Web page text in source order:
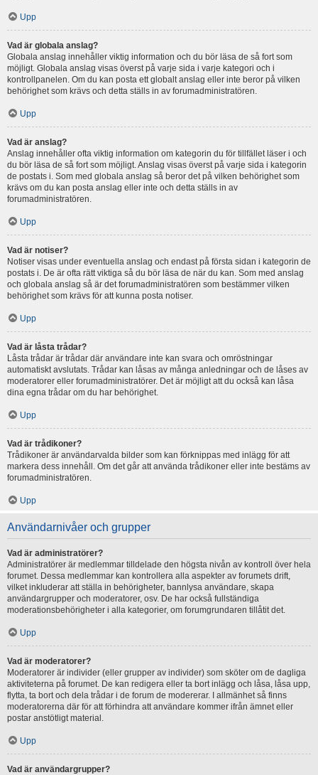
Upp
Vad är globala anslag?
Globala anslag innehåller viktig information och du bör läsa de så fort som
möjligt. Globala anslag visas överst på varje sida i varje kategori och i
kontrollpanelen. Om du kan posta ett globalt anslag eller inte beror på vilken
behörighet som krävs och detta ställs in av forumadministratören.
Upp
Vad är anslag?
Anslag innehåller ofta viktig information om kategorin du för tillfället läser i och
du bör läsa de så fort som möjligt. Anslag visas överst på varje sida i kategorin
de postats i. Som med globala anslag så beror det på vilken behörighet som
krävs om du kan posta anslag eller inte och detta ställs in av
forumadministratören.
Upp
Vad är notiser?
Notiser visas under eventuella anslag och endast på första sidan i kategorin de
postats i. De är ofta rätt viktiga så du bör läsa de när du kan. Som med anslag
och globala anslag så är det forumadministratören som bestämmer vilken
behörighet som krävs för att kunna posta notiser.
Upp
Vad är låsta trådar?
Låsta trådar är trådar där användare inte kan svara och omröstningar
automatiskt avslutats. Trådar kan låsas av många anledningar och de låses av
moderatorer eller forumadministratörer. Det är möjligt att du också kan låsa
dina egna trådar om du har behörighet.
Upp
Vad är trådikoner?
Trådikoner är användarvalda bilder som kan förknippas med inlägg för att
markera dess innehåll. Om det går att använda trådikoner eller inte bestäms av
forumadministratören.
Upp
Användarnivåer och grupper
Vad är administratörer?
Administratörer är medlemmar tilldelade den högsta nivån av kontroll över hela
forumet. Dessa medlemmar kan kontrollera alla aspekter av forumets drift,
vilket inkluderar att ställa in behörigheter, bannlysa användare, skapa
användargrupper och moderatorer, osv. De har också fullständiga
moderationsbehörigheter i alla kategorier, om forumgrundaren tillåtit det.
Upp
Vad är moderatorer?
Moderatorer är individer (eller grupper av individer) som sköter om de dagliga
aktiviteterna på forumet. De kan redigera eller ta bort inlägg och låsa, låsa upp,
flytta, ta bort och dela trådar i de forum de modererar. I allmänhet så finns
moderatorerna där för att förhindra att användare kommer ifrån ämnet eller
postar anstötligt material.
Upp
Vad är användargrupper?